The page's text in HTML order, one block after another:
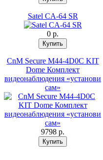
Satel CA-64 SR
0 p.
CnM Secure M44-4D0C KIT
Dome Комплект
видеонаблюдения «установи
сам»
9798 p.